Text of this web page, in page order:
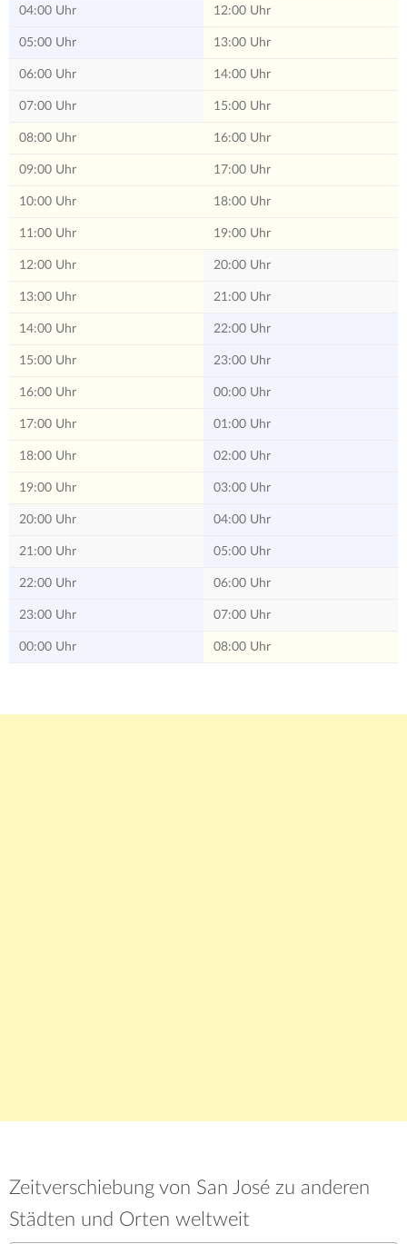
04:00 Uhr 12:00 Uhr
05:00 Uhr 13:00 Uhr
06:00 Uhr 14:00 Uhr
07:00 Uhr 15:00 Uhr
08:00 Uhr 16:00 Uhr
09:00 Uhr 17:00 Uhr
10:00 Uhr 18:00 Uhr
11:00 Uhr 19:00 Uhr
12:00 Uhr 20:00 Uhr
13:00 Uhr 21:00 Uhr
14:00 Uhr 22:00 Uhr
15:00 Uhr 23:00 Uhr
16:00 Uhr 00:00 Uhr
17:00 Uhr 01:00 Uhr
18:00 Uhr 02:00 Uhr
19:00 Uhr 03:00 Uhr
20:00 Uhr 04:00 Uhr
21:00 Uhr 05:00 Uhr
22:00 Uhr 06:00 Uhr
23:00 Uhr 07:00 Uhr
00:00 Uhr 08:00 Uhr
Zeitverschiebung von San José zu anderen
Städten und Orten weltweit